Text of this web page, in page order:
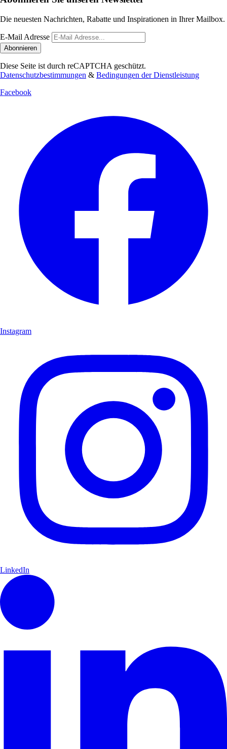
Die neuesten Nachrichten, Rabatte und Inspirationen in Ihrer Mailbox.
E-Mail Adresse
Abonnieren
Diese Seite ist durch reCAPTCHA geschützt.
Datenschutzbestimmungen & Bedingungen der Dienstleistung
Facebook
Instagram
LinkedIn